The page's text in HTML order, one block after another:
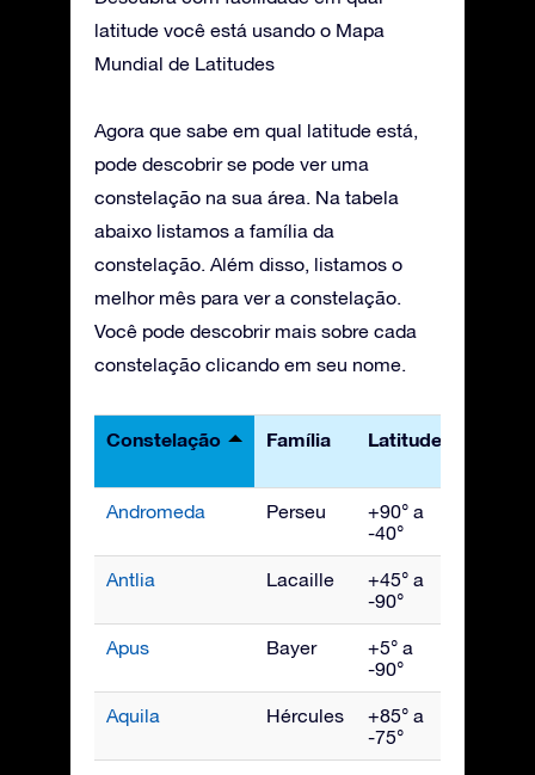
latitude você está usando o Mapa
Mundial de Latitudes
Agora que sabe em qual latitude está,
pode descobrir se pode ver uma
constelação na sua área. Na tabela
abaixo listamos a família da
constelação. Além disso, listamos o
melhor mês para ver a constelação.
Você pode descobrir mais sobre cada
constelação clicando em seu nome.
Constelação Família Latitudes
Andromeda Perseu
+90° a
-40°
Antlia Lacaille
+45° a
-90°
Apus Bayer
+5° a
-90°
Aquila Hércules
+85° a
-75°